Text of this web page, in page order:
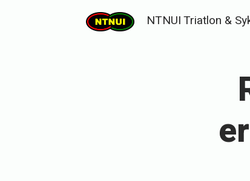
NTNUI Triatlon &